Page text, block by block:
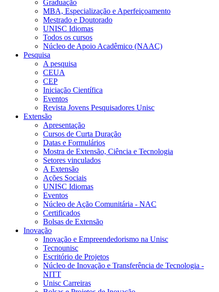
Graduação
MBA, Especialização e Aperfeiçoamento
Mestrado e Doutorado
UNISC Idiomas
Todos os cursos
Núcleo de Apoio Acadêmico (NAAC)
Pesquisa
A pesquisa
CEUA
CEP
Iniciação Científica
Eventos
Revista Jovens Pesquisadores Unisc
Extensão
Apresentação
Cursos de Curta Duração
Datas e Formulários
Mostra de Extensão, Ciência e Tecnologia
Setores vinculados
A Extensão
Ações Sociais
UNISC Idiomas
Eventos
Núcleo de Ação Comunitária - NAC
Certificados
Bolsas de Extensão
Inovação
Inovação e Empreendedorismo na Unisc
Tecnounisc
Escritório de Projetos
Núcleo de Inovação e Transferência de Tecnologia -
NITT
Unisc Carreiras